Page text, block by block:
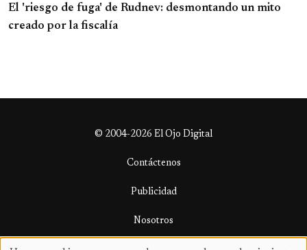
El 'riesgo de fuga' de Rudnev: desmontando un mito
creado por la fiscalía
© 2004-2026 El Ojo Digital
Contáctenos
Publicidad
Nosotros